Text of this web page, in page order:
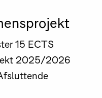
15 ECTS
2025/2026